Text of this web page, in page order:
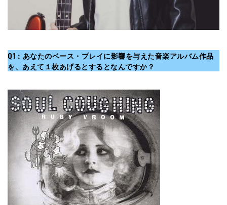
Q1：あなたのベース・プレイに影響を与えた音楽アルバム作品
を、あえて１枚あげるとするとなんですか？